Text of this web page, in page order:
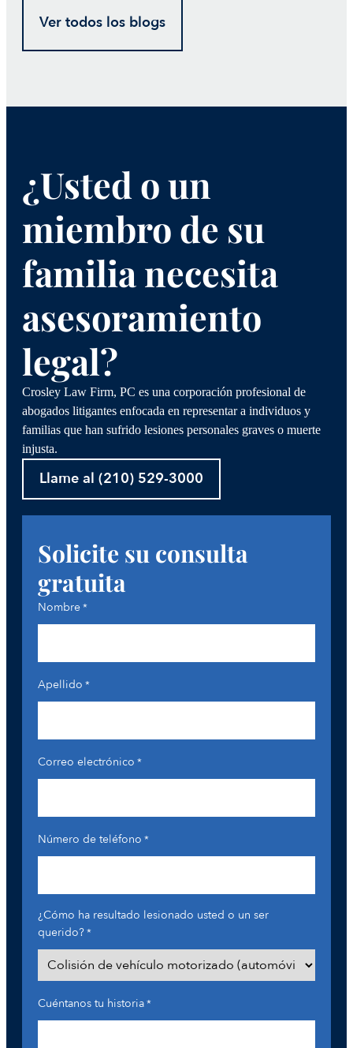
Ver todos los blogs
¿Usted o un
miembro de su
familia necesita
asesoramiento
legal?
Crosley Law Firm, PC es una corporación profesional de
abogados litigantes enfocada en representar a individuos y
familias que han sufrido lesiones personales graves o muerte
injusta.
Llame al (210) 529-3000
Solicite su consulta
gratuita
Nombre*
Apellido *
Correo electrónico *
Número de teléfono *
¿Cómo ha resultado lesionado usted o un ser
querido?*
Cuéntanos tu historia*